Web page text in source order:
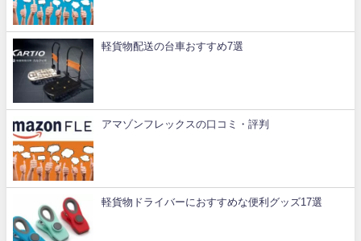
軽貨物配送の台車おすすめ7選
アマゾンフレックスの口コミ・評判
軽貨物ドライバーにおすすめな便利グッズ17選